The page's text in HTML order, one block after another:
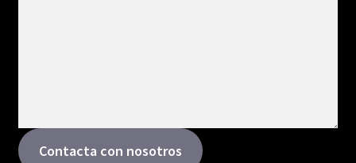
Contacta con nosotros